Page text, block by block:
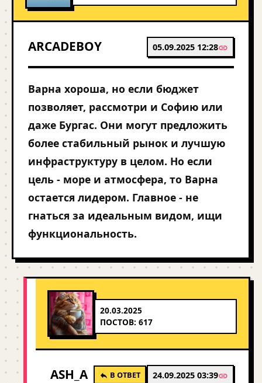
ARCADEBOY 05.09.2025 12:28
Варна хороша, но если бюджет
позволяет, рассмотри и Софию или
даже Бургас. Они могут предложить
более стабильный рынок и лучшую
инфраструктуру в целом. Но если
цель - море и атмосфера, то Варна
остается лидером. Главное - не
гнаться за идеальным видом, ищи
функциональность.
20.03.2025
ПОСТОВ: 617
ASH_A В ОТВЕТ 24.09.2025 03:39